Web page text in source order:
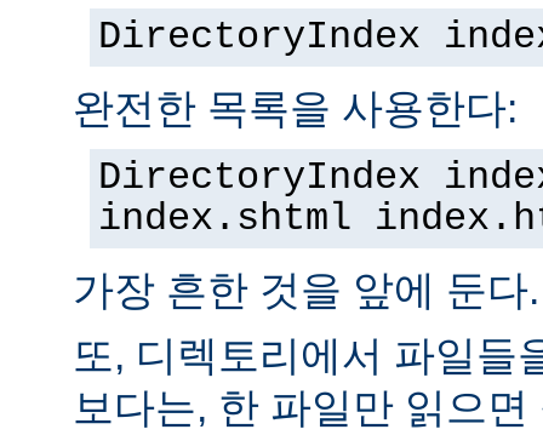
DirectoryIndex
완전한 목록을 사용한다:
DirectoryIndex
index.shtml
가장 흔한 것을 앞에 둔다.
또, 디렉토리에서 파일들
보다는, 한 파일만 읽으